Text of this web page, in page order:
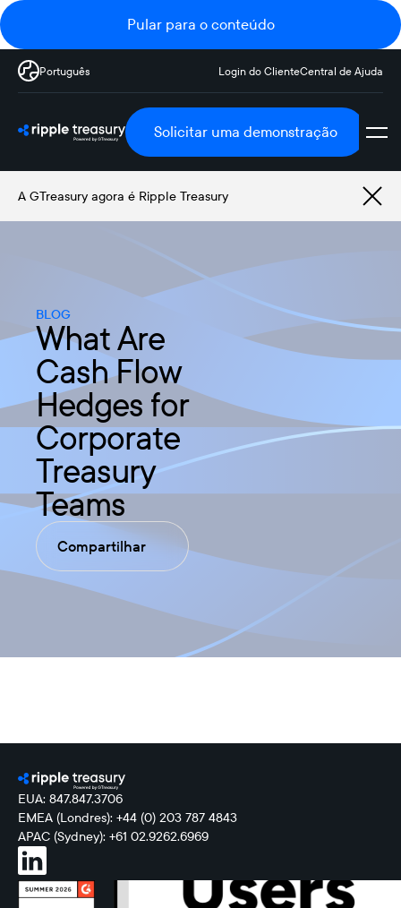
Pular para o conteúdo
Português Login do ClienteCentral de Ajuda
Solicitar uma demonstração
A GTreasury agora é Ripple Treasury
BLOG
What Are
Cash Flow
Hedges for
Corporate
Treasury
Teams
Compartilhar
EUA: 847.847.3706
EMEA (Londres): +44 (0) 203 787 4843
APAC (Sydney): +61 02.9262.6969